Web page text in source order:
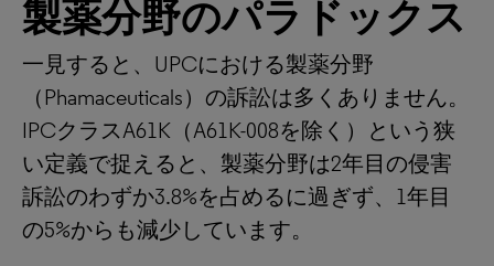
製薬分野のパラドックス
一見すると、UPCにおける製薬分野
（Phamaceuticals）の訴訟は多くありません。
IPCクラスA61K（A61K-008を除く）という狭
い定義で捉えると、製薬分野は2年目の侵害
訴訟のわずか3.8%を占めるに過ぎず、1年目
の5%からも減少しています。